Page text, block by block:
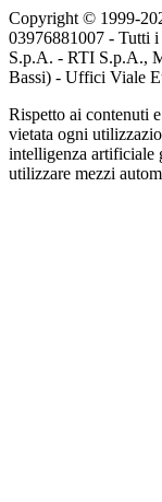
Copyright © 1999-
03976881007 - Tutti
S.p.A. - RTI S.p.A.,
Bassi) - Uffici Viale
Rispetto ai contenuti
vietata ogni
intelligenza artificiale
utilizzare mezzi